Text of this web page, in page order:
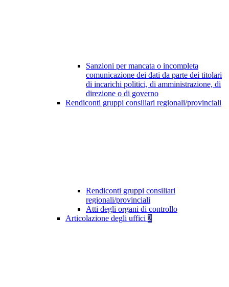
Sanzioni per mancata o incompleta
comunicazione dei dati da parte dei titolari
di incarichi politici, di amministrazione, di
direzione o di governo
Rendiconti gruppi consiliari regionali/provinciali
Rendiconti gruppi consiliari
regionali/provinciali
Atti degli organi di controllo
Articolazione degli uffici 2